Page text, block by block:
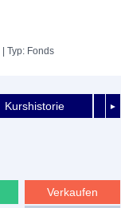
| Typ: Fonds
►
Kurshistorie
Verkaufen